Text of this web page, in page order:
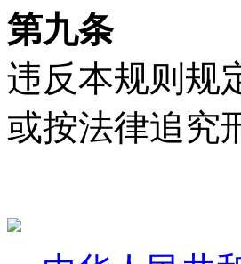
第九条
违反本规则规
或按法律追究